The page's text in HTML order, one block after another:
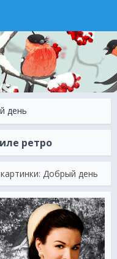
день
ретро
Добрый день